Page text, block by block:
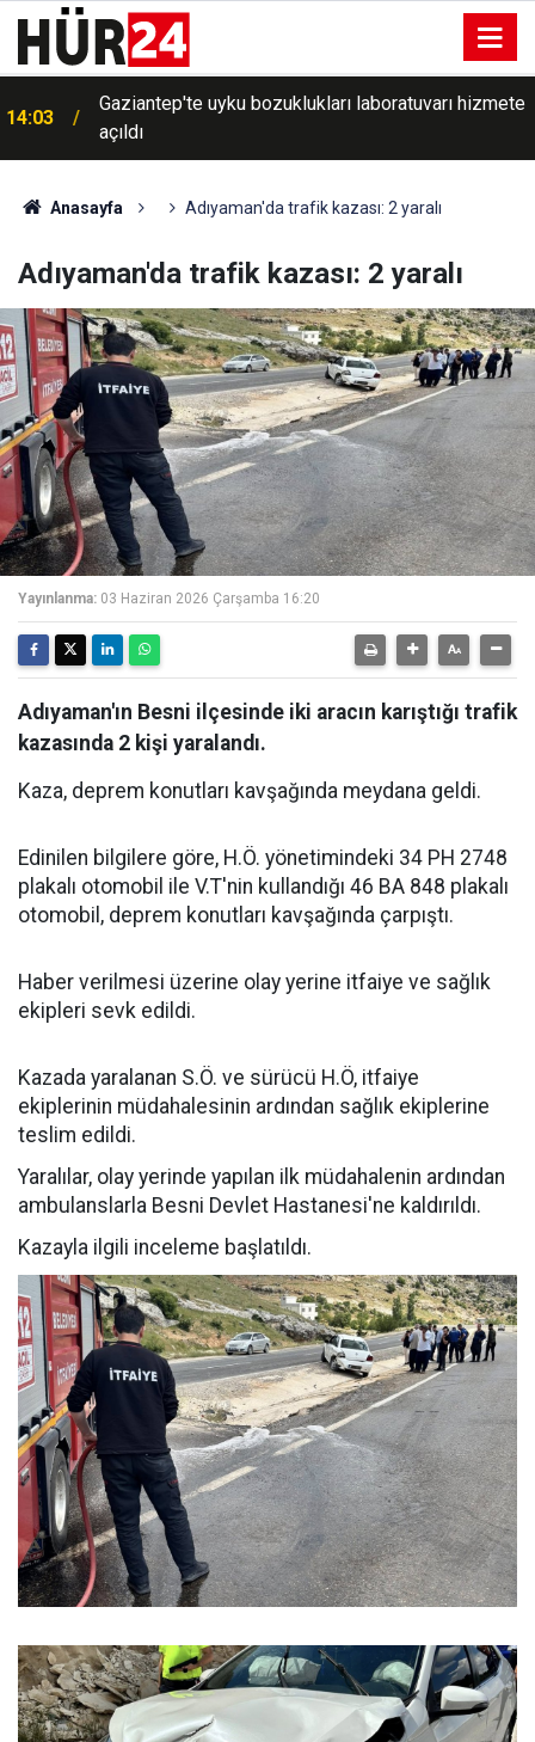
14:03
Gaziantep'te uyku bozuklukları laboratuvarı hizmete
açıldı
Anasayfa Adıyaman'da trafik kazası: 2 yaralı
Adıyaman'da trafik kazası: 2 yaralı
Yayınlanma: 03 Haziran 2026 Çarşamba 16:20
Adıyaman'ın Besni ilçesinde iki aracın karıştığı trafik
kazasında 2 kişi yaralandı.
Kaza, deprem konutları kavşağında meydana geldi.
Edinilen bilgilere göre, H.Ö. yönetimindeki 34 PH 2748
plakalı otomobil ile V.T'nin kullandığı 46 BA 848 plakalı
otomobil, deprem konutları kavşağında çarpıştı.
Haber verilmesi üzerine olay yerine itfaiye ve sağlık
ekipleri sevk edildi.
Kazada yaralanan S.Ö. ve sürücü H.Ö, itfaiye
ekiplerinin müdahalesinin ardından sağlık ekiplerine
teslim edildi.
Yaralılar, olay yerinde yapılan ilk müdahalenin ardından
ambulanslarla Besni Devlet Hastanesi'ne kaldırıldı.
Kazayla ilgili inceleme başlatıldı.